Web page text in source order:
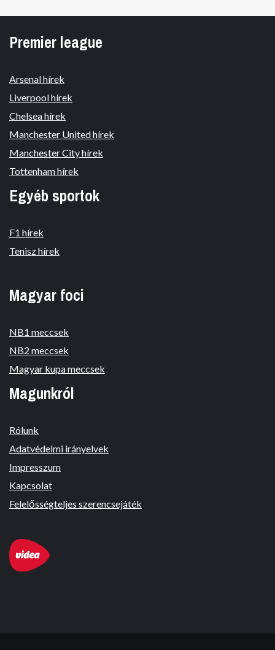
Premier league
Arsenal hírek
Liverpool hírek
Chelsea hírek
Manchester United hírek
Manchester City hírek
Tottenham hírek
Egyéb sportok
F1 hírek
Tenisz hírek
Magyar foci
NB1 meccsek
NB2 meccsek
Magyar kupa meccsek
Magunkról
Rólunk
Adatvédelmi irányelvek
Impresszum
Kapcsolat
Felelősségteljes szerencsejáték